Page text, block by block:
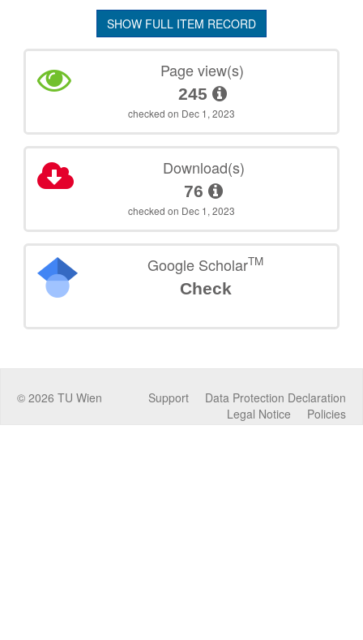
SHOW FULL ITEM RECORD
Page view(s)
245
checked on Dec 1, 2023
Download(s)
76
checked on Dec 1, 2023
Google ScholarTM
Check
© 2026 TU Wien Data Protection Declaration
Support
Policies
Legal Notice